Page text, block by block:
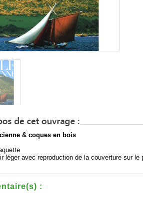
& coques en bois
léger avec reproduction de la couverture sur le
: